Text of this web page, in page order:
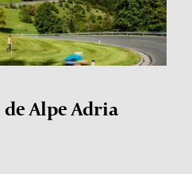
Alpe Adria